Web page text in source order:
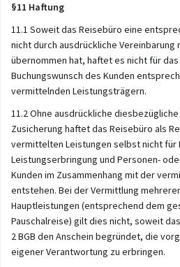
§11 Haftung
11.1 Soweit das Reisebüro eine
nicht durch ausdrückliche Vereinbarung
übernommen hat, haftet es nicht für
Buchungswunsch des Kunden
vermittelnden Leistungsträgern.
11.2 Ohne ausdrückliche
Zusicherung haftet das Reisebüro als
vermittelten Leistungen selbst nicht für
Leistungserbringung und Personen-
Kunden im Zusammenhang mit der
entstehen. Bei der Vermittlung
Hauptleistungen (entsprechend dem
Pauschalreise) gilt dies nicht, soweit
2 BGB den Anschein begründet, die
eigener Verantwortung zu erbringen.